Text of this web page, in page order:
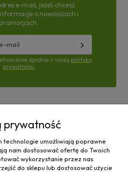
e-mail, jeżeli chcesz
o nowościach i
promocjach.
zgodnie z naszą polityką
prywatności
prywatność
technologie umożliwiają poprawne
nam dostosować ofertę do Twoich
wykorzystanie przez nas
do sklepu lub dostosować użycie